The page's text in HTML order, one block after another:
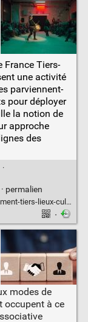
France Tiers-
une activité
parviennent-
pour déployer
la notion de
approche
des
·
permalien
tiers-lieux-culturels/
·
modes de
occupent à ce